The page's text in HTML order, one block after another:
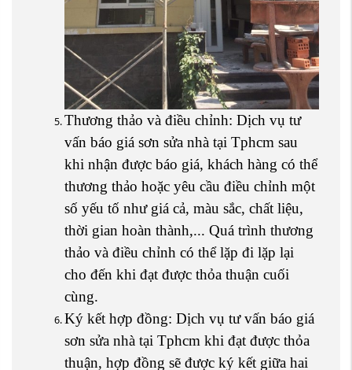
Thương thảo và điều chỉnh: Dịch vụ tư
vấn báo giá sơn sửa nhà tại Tphcm sau
khi nhận được báo giá, khách hàng có thể
thương thảo hoặc yêu cầu điều chỉnh một
số yếu tố như giá cả, màu sắc, chất liệu,
thời gian hoàn thành,... Quá trình thương
thảo và điều chỉnh có thể lặp đi lặp lại
cho đến khi đạt được thỏa thuận cuối
cùng.
Ký kết hợp đồng: Dịch vụ tư vấn báo giá
sơn sửa nhà tại Tphcm khi đạt được thỏa
thuận, hợp đồng sẽ được ký kết giữa hai